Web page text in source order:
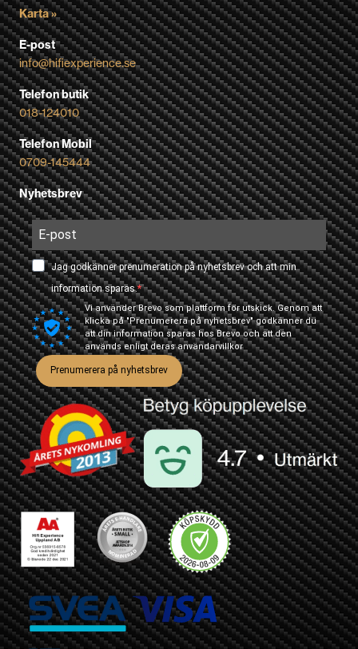
Karta »
E-post
info@hifiexperience.se
Telefon butik
018-124010
Telefon Mobil
0709-145444
Nyhetsbrev
Jag godkänner prenumeration på nyhetsbrev och att min
information sparas.
Vi använder Brevo som plattform för utskick. Genom att
klicka på "Prenumerera på nyhetsbrev" godkänner du
att din information sparas hos Brevo och att den
används enligt derasanvändarvillkor
Prenumerera på nyhetsbrev